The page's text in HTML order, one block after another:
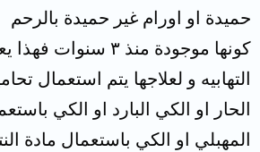
حميدة او اورام غير حميدة بالرحم
كونها موجودة منذ ٣
التهابيه و لعلاجها يتم استعمال
الحار او الكي البارد او الكي
المهبلي او الكي باستعمال مادة